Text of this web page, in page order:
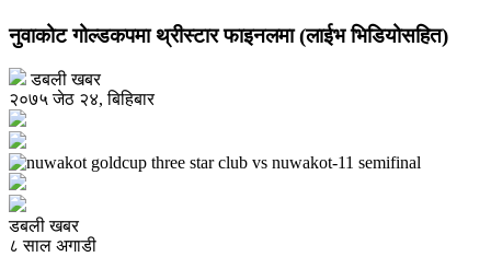
नुवाकोट गोल्डकपमा थ्रीस्टार फाइनलमा (लाईभ भिडियोसहित)
डबली खबर
२०७५ जेठ २४, बिहिबार
डबली खबर
८ साल अगाडी